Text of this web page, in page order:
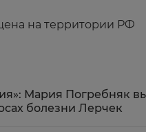
на территории РФ
Мария Погребняк
болезни Лерчек